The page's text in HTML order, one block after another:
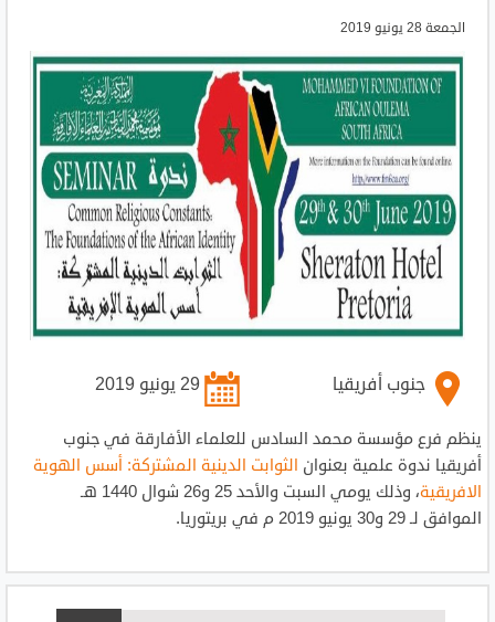
الجمعة 28 يونيو 2019
جنوب أفريقيا
ينظم فرع مؤسسة محمد السادس للعلماء الأفارقة في جنوب
أفريقيا ندوة علمية بعنوان الثوابت الدينية المشتركة: أسس الهوية
الافريقية
، وذلك يومي السبت والأحد 25 و26 شوال 1440 هـ
الموافق لـ 29 و30 يونيو 2019 م في بريتوريا.